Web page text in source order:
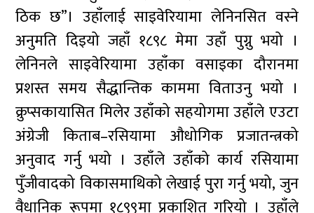
ठिक छ”। उहाँलाई साइवेरियामा लेनिनसित वस्ने
अनुमति दिइयो जहाँ १८९८ मेमा उहाँ पुग्नु भयो ।
लेनिनले साइवेरियामा उहाँका वसाइका दौरानमा
प्रशस्त समय सैद्धान्तिक काममा विताउनु भयो ।
क्रुप्सकायासित मिलेर उहाँको सहयोगमा उहाँले एउटा
अंग्रेजी किताब–रसियामा औधोगिक प्रजातन्त्रको
अनुवाद गर्नु भयो । उहाँले उहाँको कार्य रसियामा
पुँजीवादको विकासमाथिको लेखाई पुरा गर्नु भयो, जुन
वैधानिक रूपमा १८९९मा प्रकाशित गरियो । उहाँले